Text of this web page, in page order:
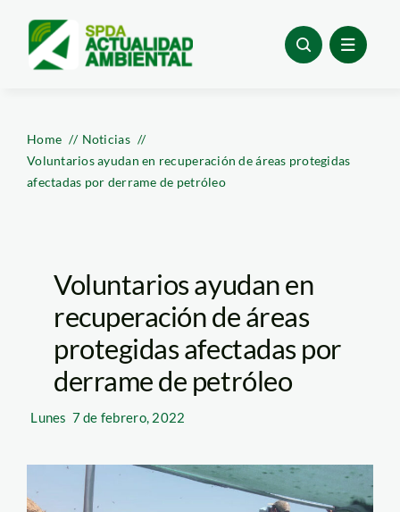
content
Home
Noticias
Voluntarios ayudan en recuperación de áreas protegidas
afectadas por derrame de petróleo
Voluntarios ayudan en
recuperación de áreas
protegidas afectadas por
derrame de petróleo
Lunes 7 de febrero, 2022